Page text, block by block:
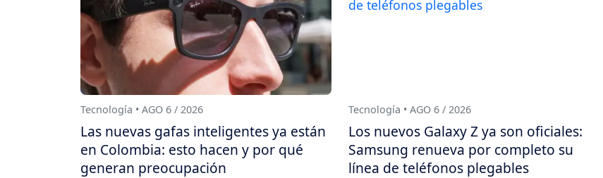
Tecnología • AGO 6 / 2026
Las nuevas gafas inteligentes ya están
en Colombia: esto hacen y por qué
generan preocupación
Tecnología • AGO 6 / 2026
Los nuevos Galaxy Z ya son oficiales:
Samsung renueva por completo su
línea de teléfonos plegables